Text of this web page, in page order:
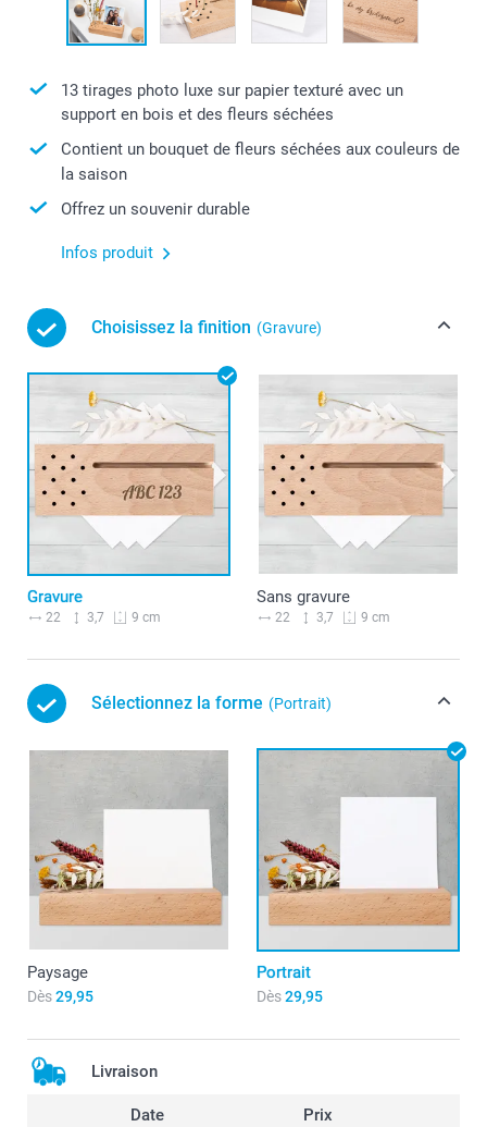
13 tirages photo luxe sur papier texturé avec un
support en bois et des fleurs séchées
Contient un bouquet de fleurs séchées aux couleurs de
la saison
Offrez un souvenir durable
Infos produit
Choisissez la finition (Gravure)
Gravure
22 3,7 9 cm
Sans gravure
22 3,7 9 cm
Sélectionnez la forme (Portrait)
Paysage
Dès29,95
Portrait
Dès29,95
Livraison
Date Prix